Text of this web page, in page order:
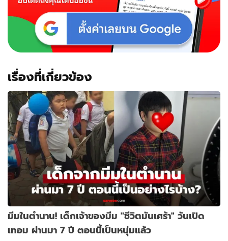
เรื่องที่เกี่ยวข้อง
มีมในตำนาน! เด็กเจ้าของมีม "ชีวิตมันเศร้า" วันเปิด
เทอม ผ่านมา 7 ปี ตอนนี้เป็นหนุ่มแล้ว